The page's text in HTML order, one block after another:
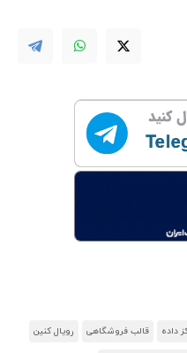
داده قالب فروشگاهی رویال کنین